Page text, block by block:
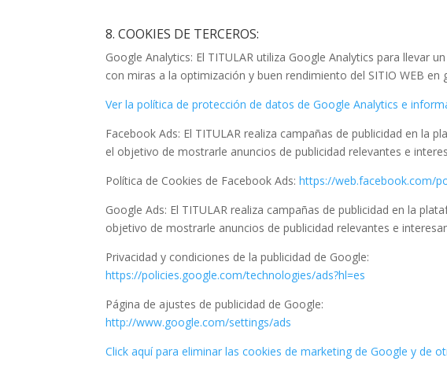
8. COOKIES DE TERCEROS:
Google Analytics: El TITULAR utiliza Google Analytics para llevar
con miras a la optimización y buen rendimiento del SITIO WEB en
Ver la política de protección de datos de Google Analytics e
Facebook Ads: El TITULAR realiza campañas de publicidad en la
el objetivo de mostrarle anuncios de publicidad relevantes e
Política de Cookies de Facebook Ads:https://web.facebook.com/
Google Ads: El TITULAR realiza campañas de publicidad en la
objetivo de mostrarle anuncios de publicidad relevantes e
Privacidad y condiciones de la publicidad de Google:
https://policies.google.com/technologies/ads?hl=es
Página de ajustes de publicidad de Google:
http://www.google.com/settings/ads
Click aquí para eliminar las cookies de marketing de Google y de